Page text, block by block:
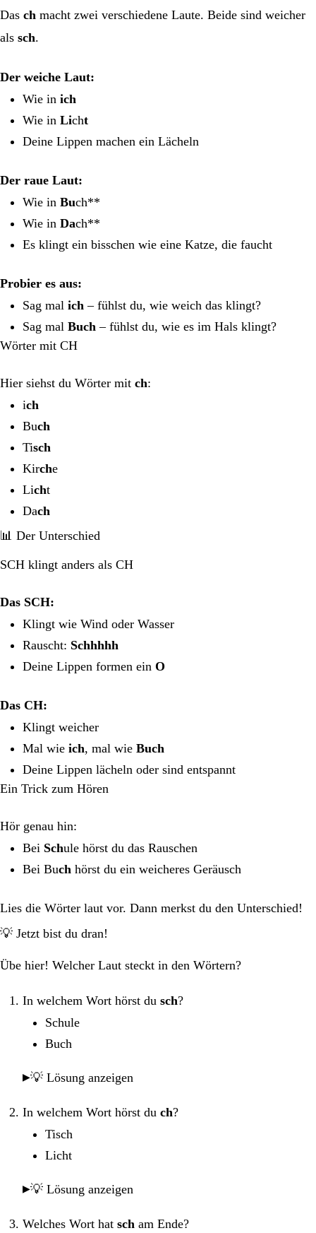
Das ch macht zwei verschiedene Laute. Beide sind weicher
als sch.
Der weiche Laut:
Wie in ich
Wie in Licht
Deine Lippen machen ein Lächeln
Der raue Laut:
Wie in Buch**
Wie in Dach**
Es klingt ein bisschen wie eine Katze, die faucht
Probier es aus:
Sag mal ich – fühlst du, wie weich das klingt?
Sag mal Buch – fühlst du, wie es im Hals klingt?
Wörter mit CH
Hier siehst du Wörter mit ch:
ich
Buch
Tisch
Kirche
Licht
Dach
📊 Der Unterschied
SCH klingt anders als CH
Das SCH:
Klingt wie Wind oder Wasser
Rauscht: Schhhhh
Deine Lippen formen ein O
Das CH:
Klingt weicher
Mal wie ich, mal wie Buch
Deine Lippen lächeln oder sind entspannt
Ein Trick zum Hören
Hör genau hin:
Bei Schule hörst du das Rauschen
Bei Buch hörst du ein weicheres Geräusch
Lies die Wörter laut vor. Dann merkst du den Unterschied!
💡 Jetzt bist du dran!
Übe hier! Welcher Laut steckt in den Wörtern?
In welchem Wort hörst du sch?
Schule
Buch
💡 Lösung anzeigen
In welchem Wort hörst du ch?
Tisch
Licht
💡 Lösung anzeigen
Welches Wort hat sch am Ende?